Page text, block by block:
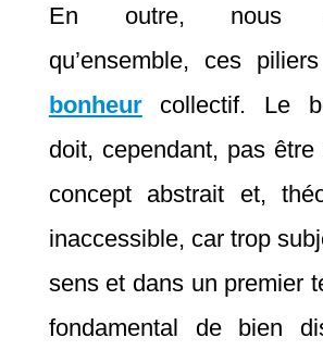
En outre, nous
qu’ensemble, ces
bonheurcollectif. Le
doit, cependant, pas
concept abstrait et,
inaccessible, car trop
sens et dans un premier
fondamental de bien